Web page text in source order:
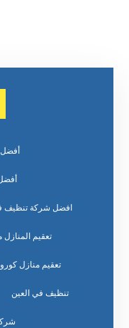
افضل شركة تنظيف
تعقيم المنازل
تعقيم منازل
تنظيف في العين